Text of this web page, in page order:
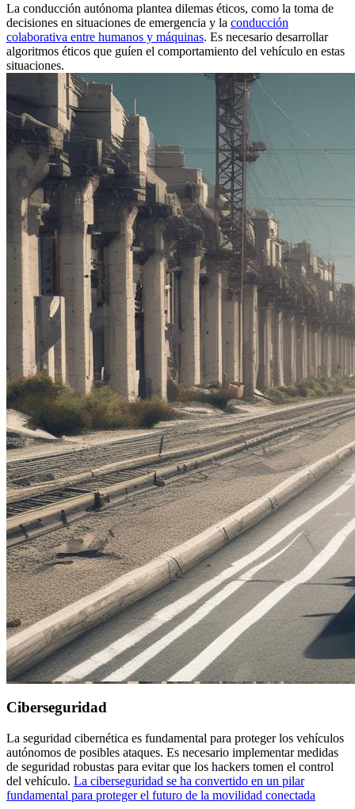
La conducción autónoma plantea dilemas éticos, como la toma de
decisiones en situaciones de emergencia y la conducción
colaborativa entre humanos y máquinas. Es necesario desarrollar
algoritmos éticos que guíen el comportamiento del vehículo en estas
situaciones.
Ciberseguridad
La seguridad cibernética es fundamental para proteger los vehículos
autónomos de posibles ataques. Es necesario implementar medidas
de seguridad robustas para evitar que los hackers tomen el control
del vehículo. La ciberseguridad se ha convertido en un pilar
fundamental para proteger el futuro de la movilidad conectada